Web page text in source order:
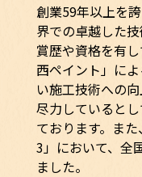
創業59年以上を
界での卓越した
賞歴や資格を有
西ペイント」に
い施工技術への
尽力していると
ております。ま
3」において、全
ました。